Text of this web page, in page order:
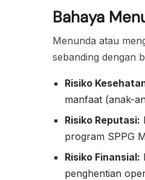
Bahaya
Menunda atau
sebanding dengan
Risiko
manfaat (anak-
Risiko Reputasi:
program SPPG
Risiko Finansial:
penghentian